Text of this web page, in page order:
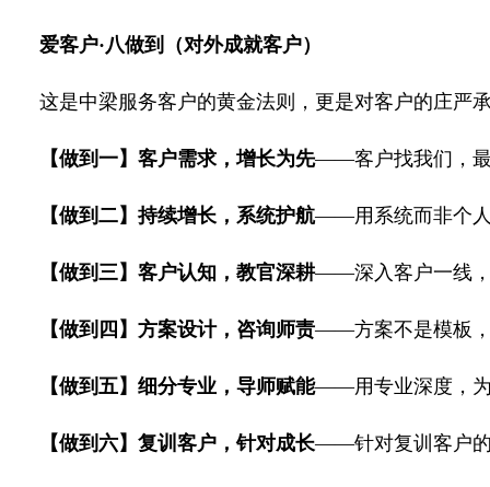
爱客户·八做到（对外成就客户）
这是中梁服务客户的黄金法则，更是对客户的庄严
【做到一】客户需求，增长为先——客户找我们，
【做到二】持续增长，系统护航——用系统而非个人
【做到三】客户认知，教官深耕——深入客户一线
【做到四】方案设计，咨询师责——方案不是模板
【做到五】细分专业，导师赋能——用专业深度，
【做到六】复训客户，针对成长——针对复训客户